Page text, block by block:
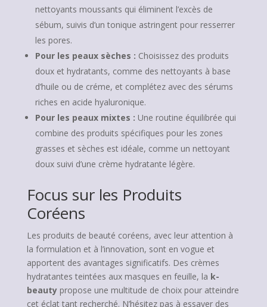
nettoyants moussants qui éliminent l’excès de
sébum, suivis d’un tonique astringent pour resserrer
les pores.
Pour les peaux sèches : Choisissez des produits
doux et hydratants, comme des nettoyants à base
d’huile ou de créme, et complétez avec des sérums
riches en acide hyaluronique.
Pour les peaux mixtes : Une routine équilibrée qui
combine des produits spécifiques pour les zones
grasses et sèches est idéale, comme un nettoyant
doux suivi d’une crème hydratante légère.
Focus sur les Produits
Coréens
Les produits de beauté coréens, avec leur attention à
la formulation et à l’innovation, sont en vogue et
apportent des avantages significatifs. Des crèmes
hydratantes teintées aux masques en feuille, la k-
beautypropose une multitude de choix pour atteindre
cet éclat tant recherché. N’hésitez pas à essayer des